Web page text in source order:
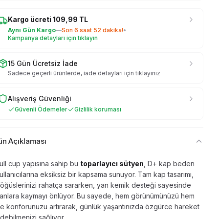
Kargo ücreti109,99 TL
Aynı Gün Kargo—Son6 saat 52 dakika!•
Kampanya detayları için tıklayın
15 Gün Ücretsiz İade
Sadece geçerli ürünlerde, iade detayları için tıklayınız
Alışveriş Güvenliği
Güvenli Ödemeler Gizlilik koruması
Açıklaması
cup yapısına sahip bu toparlayıcı sütyen , D+ kap beden
eksiksiz bir kapsama sunuyor. Tam kap tasarımı,
rahatça sararken, yan kemik desteği sayesinde
kaymayı önlüyor. Bu sayede, hem görünümünüzü hem
konforunuzu artırarak, günlük yaşantınızda özgürce hareket
sağlıyor.